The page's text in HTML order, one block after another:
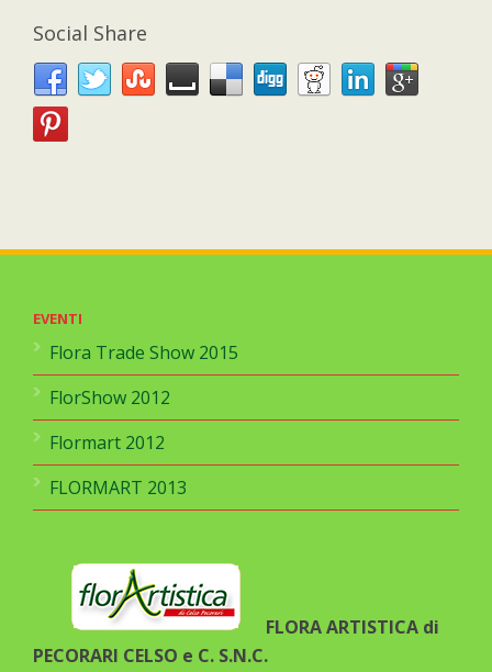
Social Share
EVENTI
Flora Trade Show 2015
FlorShow 2012
Flormart 2012
FLORMART 2013
FLORA ARTISTICA di
PECORARI CELSO e C. S.N.C.